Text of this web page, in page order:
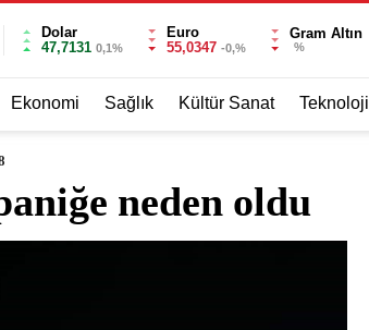
Dolar
47,7131 0,1%
Euro
55,0347 -0,%
Gram Altın
%
Ekonomi Sağlık Kültür Sanat Teknoloji
neden oldu